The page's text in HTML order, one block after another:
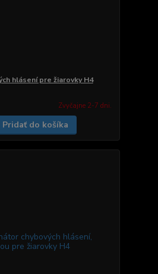
hlásení pre žiarovky H4
Zvyčajne 2-7 dni.
Pridať do košíka